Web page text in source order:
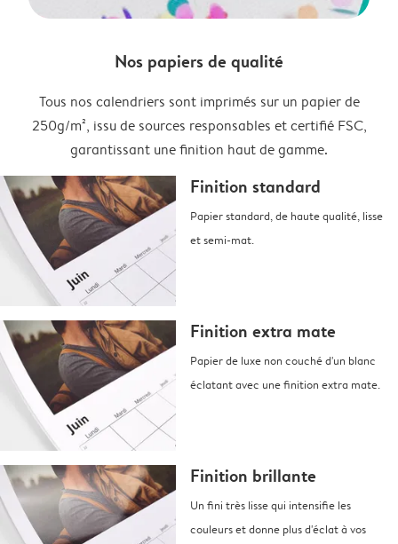
Nos papiers de qualité
Tous nos calendriers sont imprimés sur un papier de
250g/m², issu de sources responsables et certifié FSC,
garantissant une finition haut de gamme.
Finition standard
Papier standard, de haute qualité, lisse
et semi-mat.
Finition extra mate
Papier de luxe non couché d'un blanc
éclatant avec une finition extra mate.
Finition brillante
Un fini très lisse qui intensifie les
couleurs et donne plus d'éclat à vos